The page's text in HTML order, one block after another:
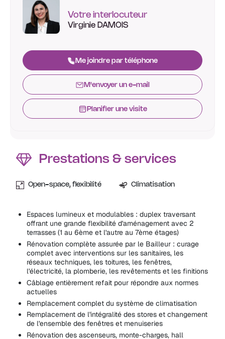
Votre interlocuteur
Virginie DAMOIS
Me joindre par téléphone
M'envoyer un e-mail
Planifier une visite
Prestations & services
Open-space, flexibilité Climatisation
Espaces lumineux et modulables : duplex traversant
offrant une grande flexibilité d'aménagement avec 2
terrasses (1 au 6ème et l'autre au 7ème étages)
Rénovation complète assurée par le Bailleur : curage
complet avec interventions sur les sanitaires, les
réseaux techniques, les toitures, les fenêtres,
l'électricité, la plomberie, les revêtements et les finitions
Câblage entièrement refait pour répondre aux normes
actuelles
Remplacement complet du système de climatisation
Remplacement de l'intégralité des stores et changement
de l'ensemble des fenêtres et menuiseries
Rénovation des ascenseurs, monte-charges, hall